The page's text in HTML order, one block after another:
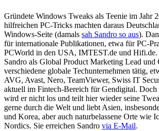
Gründete Windows Tweaks als Teenie im Jahr
hilfreichen PC-Tricks machten daraus
Windows-Seite (damals sah Sandro so aus).
für internationale Publikationen, etwa für PC-
PCWorld in den USA, IMTEST.de und
Sandro als Global Product Marketing Lead und
verschiedene globale Techunternehmen tätig,
AVG, Avast, Nero, TeamViewer, Swiss IT
aktuell im Fintech-Bereich für Gendigital. Doch
wird er nicht los und teilt hier wieder seine
gerne durch die Welt und liebt Asien,
und Korea, aber auch naturbelassene Orte wie
Nordics. Sie erreichen Sandro via E-Mail.